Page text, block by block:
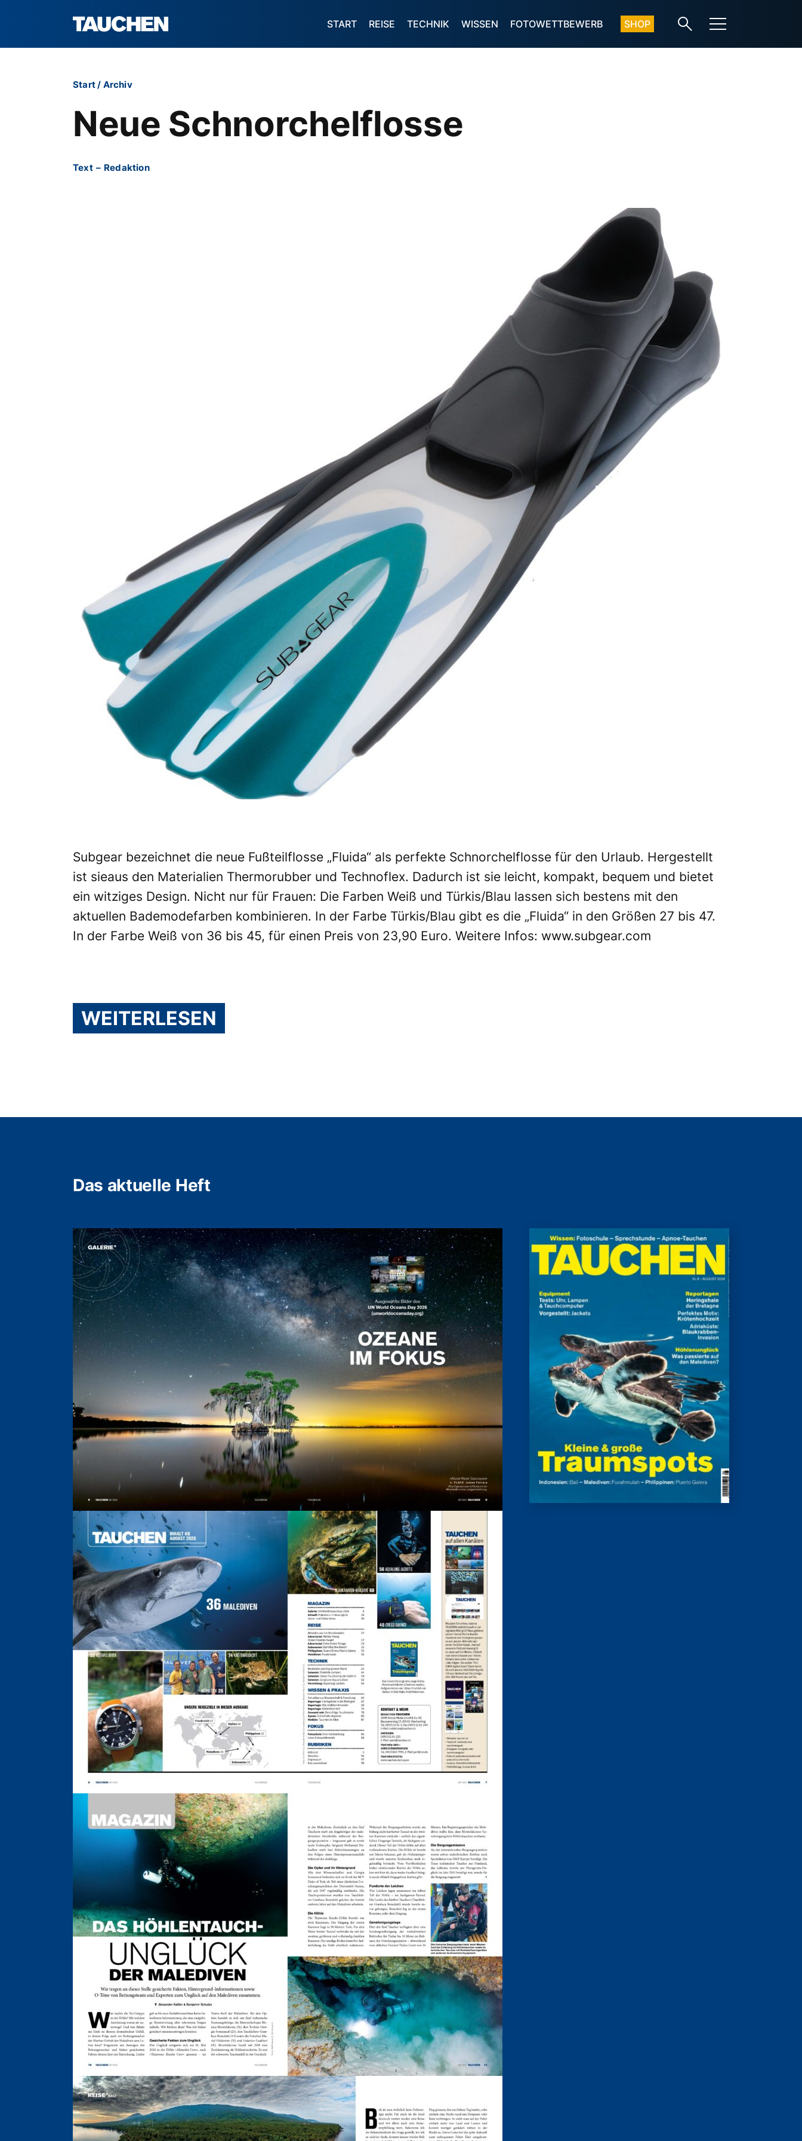
START REISE TECHNIK WISSEN FOTOWETTBEWERB SHOP
Start/ Archiv
Neue Schnorchelflosse
Text – Redaktion
Subgear bezeichnet die neue Fußteilflosse „Fluida“ als perfekte Schnorchelflosse für den Urlaub. Hergestellt
ist sieaus den Materialien Thermorubber und Technoflex. Dadurch ist sie leicht, kompakt, bequem und bietet
ein witziges Design. Nicht nur für Frauen: Die Farben Weiß und Türkis/Blau lassen sich bestens mit den
aktuellen Bademodefarben kombinieren. In der Farbe Türkis/Blau gibt es die „Fluida“ in den Größen 27 bis 47.
In der Farbe Weiß von 36 bis 45, für einen Preis von 23,90 Euro. Weitere Infos: www.subgear.com
WEITERLESEN
Das aktuelle Heft